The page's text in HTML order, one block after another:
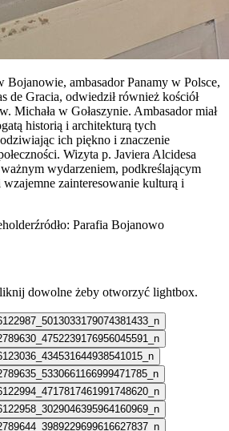
ambasador Panamy w Polsce,
de Gracia, odwiedził również kościół
Michała w Gołaszynie. Ambasador miał
historią i architekturą tych
ich piękno i znaczenie
Wizyta p. Javiera Alcidesa
wydarzeniem, podkreślającym
zainteresowanie kulturą i
Parafia Bojanowo
dowolne żeby otworzyć lightbox.